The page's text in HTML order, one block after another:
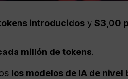
introducidos y $3,00
millón de tokens.
los modelos de IA de nivel